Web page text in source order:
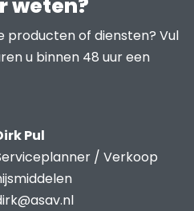
weten?
producten of diensten? Vul
u binnen 48 uur een
Pul
/ Verkoop